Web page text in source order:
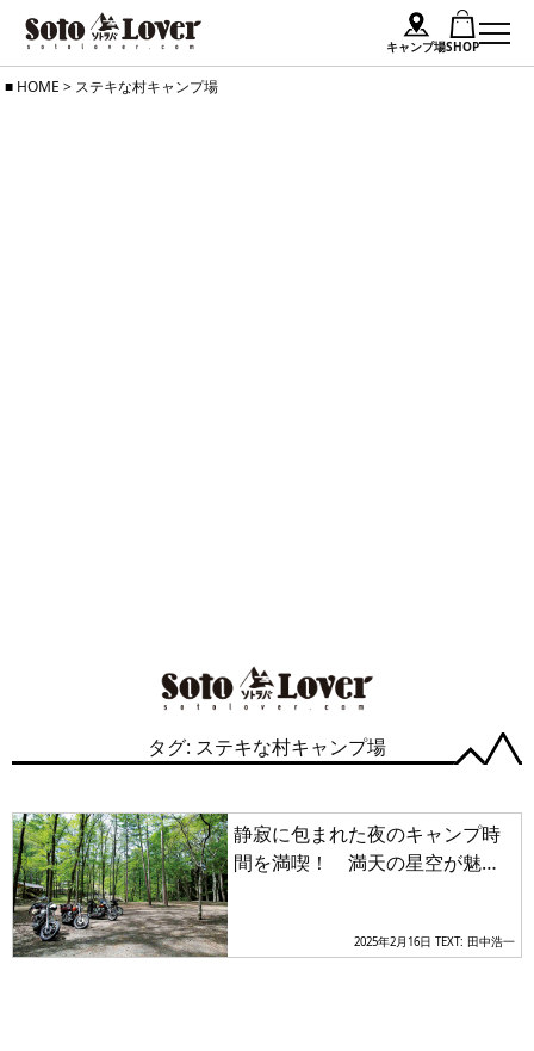
キャンプ場SHOP
SkipHOME > ステキな村キャンプ場
タグ: ステキな村キャンプ場
静寂に包まれた夜のキャンプ時
間を満喫！ 満天の星空が魅力
2025年2月16日 TEXT: 田中浩一